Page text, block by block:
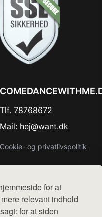
for at
relevant indhold
for at siden
Tlf. 78768672
Mail: hej@want.dk
Cookie- og privatlivspolitik
udgiver en række
produkter fra